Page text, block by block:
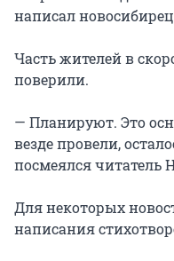
написал
Часть жителей в
поверили.
— Планируют. Это
везде провели,
посмеялся читатель
Для некоторых
написания